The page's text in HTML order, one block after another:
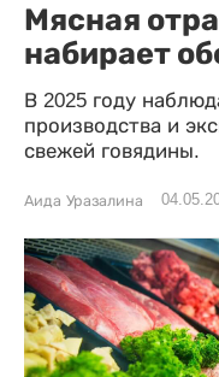
Мясная
набирает
В 2025 году
производства и
свежей говядины.
Аида Уразалина